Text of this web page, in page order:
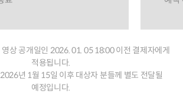
상 공개일인 2026. 01. 05 18:00 이전 결제자에게
적용됩니다.
년 1월 15일 이후 대상자 분들께 별도 전달될
예정입니다.